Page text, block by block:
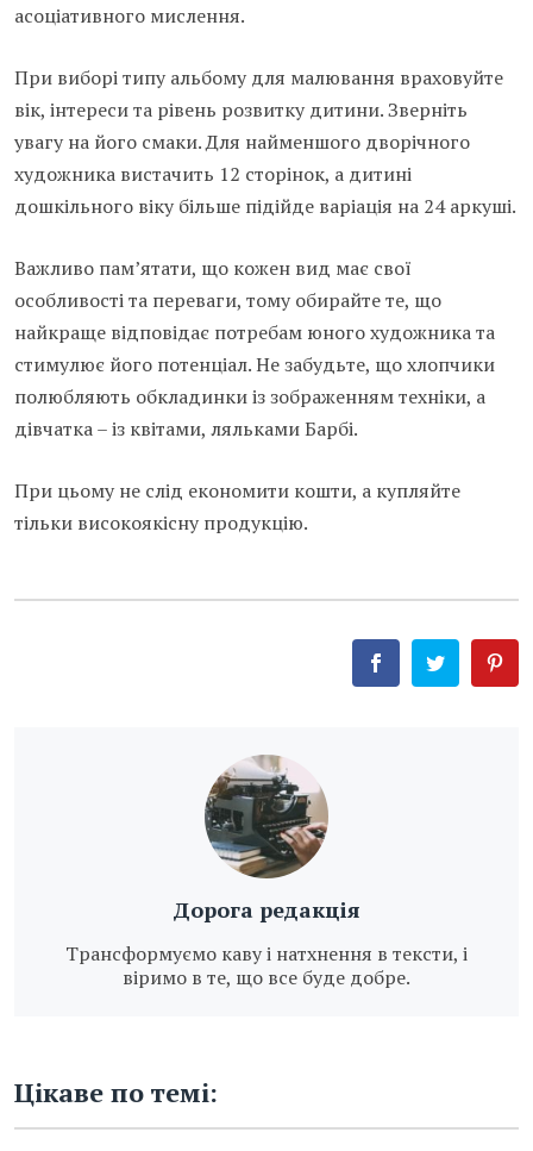
асоціативного мислення.
При виборі типу альбому для малювання враховуйте
вік, інтереси та рівень розвитку дитини. Зверніть
увагу на його смаки. Для найменшого дворічного
художника вистачить 12 сторінок, а дитині
дошкільного віку більше підійде варіація на 24 аркуші.
Важливо пам’ятати, що кожен вид має свої
особливості та переваги, тому обирайте те, що
найкраще відповідає потребам юного художника та
стимулює його потенціал. Не забудьте, що хлопчики
полюбляють обкладинки із зображенням техніки, а
дівчатка – із квітами, ляльками Барбі.
При цьому не слід економити кошти, а купляйте
тільки високоякісну продукцію.
Дорога редакція
Трансформуємо каву і натхнення в тексти, і
віримо в те, що все буде добре.
Цікаве по темі: